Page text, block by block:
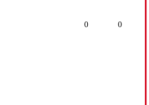
0 0